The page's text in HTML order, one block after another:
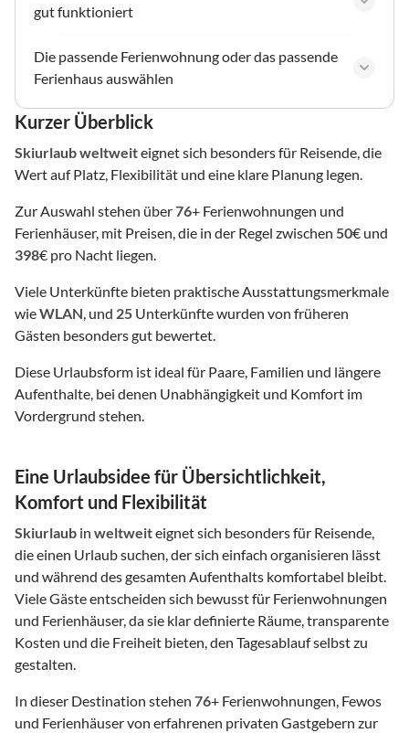
gut funktioniert
Die passende Ferienwohnung oder das passende
Ferienhaus auswählen
Kurzer Überblick
Skiurlaubweltweiteignet sich besonders für Reisende, die
Wert auf Platz, Flexibilität und eine klare Planung legen.
Zur Auswahl stehen über76+ Ferienwohnungen und
Ferienhäuser, mit Preisen, die in der Regel zwischen 50€ und
398€ pro Nacht liegen.
Viele Unterkünfte bieten praktische Ausstattungsmerkmale
wieWLAN, und 25 Unterkünfte wurden von früheren
Gästen besonders gut bewertet.
Diese Urlaubsform ist ideal für Paare, Familien und längere
Aufenthalte, bei denen Unabhängigkeit und Komfort im
Vordergrund stehen.
Eine Urlaubsidee für Übersichtlichkeit,
Komfort und Flexibilität
Skiurlaub in weltweiteignet sich besonders für Reisende,
die einen Urlaub suchen, der sich einfach organisieren lässt
und während des gesamten Aufenthalts komfortabel bleibt.
Viele Gäste entscheiden sich bewusst für Ferienwohnungen
und Ferienhäuser, da sie klar definierte Räume, transparente
Kosten und die Freiheit bieten, den Tagesablauf selbst zu
gestalten.
In dieser Destination stehen 76+ Ferienwohnungen, Fewos
und Ferienhäuser von erfahrenen privaten Gastgebern zur